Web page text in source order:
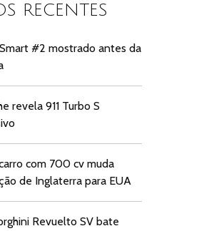
RECENTES
#2 mostrado antes da
revela 911 Turbo S
com 700 cv muda
de Inglaterra para EUA
Revuelto SV bate